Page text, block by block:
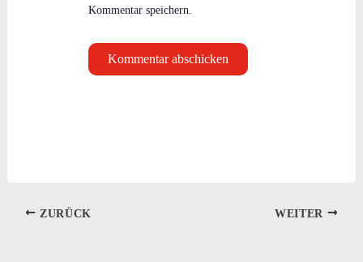
Kommentar speichern.
ZURÜCK WEITER